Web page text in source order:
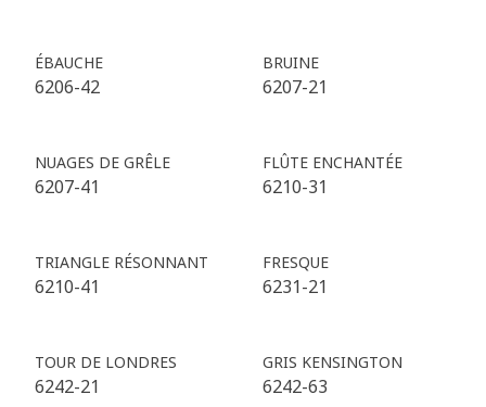
ÉBAUCHE
6206-42
BRUINE
6207-21
NUAGES DE GRÊLE
6207-41
FLÛTE ENCHANTÉE
6210-31
TRIANGLE RÉSONNANT
6210-41
FRESQUE
6231-21
TOUR DE LONDRES
6242-21
GRIS KENSINGTON
6242-63